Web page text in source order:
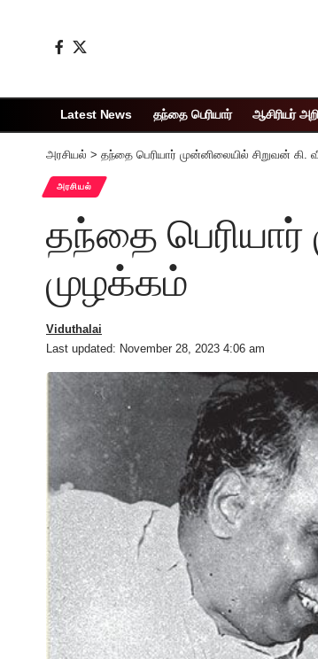
Latest News தந்தை பெரியார் ஆசிரியர்
அரசியல் > தந்தை பெரியார் முன்னிலையில் சிறுவன் கி.
அரசியல்
தந்தை
முழக்கம்
Last updated: November 28, 2023 4:06 am
Viduthalai